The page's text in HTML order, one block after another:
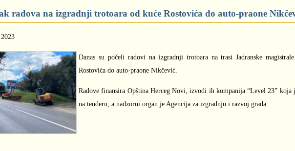
radova na izgradnji trotoara od kuće Rostovića do auto-praone
Danas su počeli radovi na izgradnji trotoara na trasi Jadranske
Rostovića do auto-praone Nikčević.
Radove finansira Opština Herceg Novi, izvodi ih kompanija “Level 23”
na tenderu, a nadzorni organ je Agencija za izgradnju i razvoj grada.